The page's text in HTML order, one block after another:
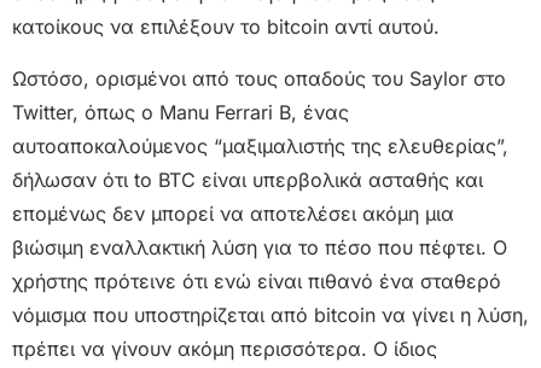
κατοίκους να επιλέξουν το bitcoin αντί αυτού.
Ωστόσο, ορισμένοι από τους οπαδούς του Saylor στο
Twitter, όπως ο Manu Ferrari B, ένας
αυτοαποκαλούμενος “μαξιμαλιστής της ελευθερίας”,
δήλωσαν ότι to BTC είναι υπερβολικά ασταθής και
επομένως δεν μπορεί να αποτελέσει ακόμη μια
βιώσιμη εναλλακτική λύση για το πέσο που πέφτει. Ο
χρήστης πρότεινε ότι ενώ είναι πιθανό ένα σταθερό
νόμισμα που υποστηρίζεται από bitcoin να γίνει η λύση,
πρέπει να γίνουν ακόμη περισσότερα. Ο ίδιος